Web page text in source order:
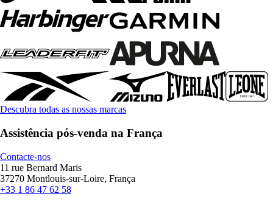
Descubra todas as nossas marcas
Assistência pós-venda na França
Contacte-nos
11 rue Bernard Maris
37270 Montlouis-sur-Loire, França
+33 1 86 47 62 58